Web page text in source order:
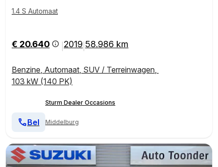
1.4 S Automaat
€ 20.640 2019 58.986 km
Benzine, Automaat, SUV / Terreinwagen,
103 kW (140 PK)
Sturm Dealer Occasions
Middelburg
Bel